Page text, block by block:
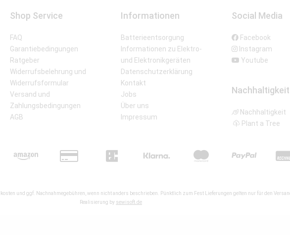
Shop Service
FAQ
Garantiebedingungen
Ratgeber
Widerrufsbelehrung und
Widerrufsformular
Versand und
Zahlungsbedingungen
AGB
Informationen
Batterieentsorgung
Informationen zu Elektro-
und Elektronikgeräten
Datenschutzerklärung
Kontakt
Jobs
Über uns
Impressum
Social Media
Facebook
Instagram
Youtube
Nachhaltigkeit
Nachhaltigkeit
Plant a Tree
und ggf. Nachnahmegebühren, wenn nicht anders beschrieben. Pünktlich zum Fest Lieferungen gelten nur für den
Realisierung by sewisoft.de